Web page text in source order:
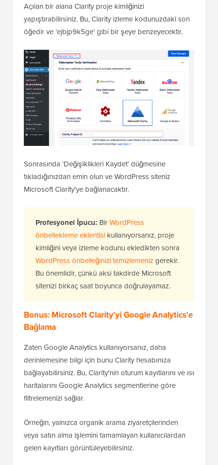
Açılan bir alana Clarity proje kimliğinizi
yapıştırabilirsiniz. Bu, Clarity izleme kodunuzdaki son
öğedir ve 'ejbjp9k5ge' gibi bir şeye benzeyecektir.
Sonrasında ‘Değişiklikleri Kaydet’ düğmesine
tıkladığınızdan emin olun ve WordPress siteniz
Microsoft Clarity'ye bağlanacaktır.
Profesyonel İpucu: BirWordPress
önbellekleme eklentisi kullanıyorsanız, proje
kimliğini veya izleme kodunu ekledikten sonra
WordPress önbelleğinizi temizlemenizgerekir.
Bu önemlidir, çünkü aksi takdirde Microsoft
sitenizi birkaç saat boyunca doğrulayamaz.
Bonus: Microsoft Clarity'yi Google Analytics'e
Bağlama
Zaten Google Analytics kullanıyorsanız, daha
derinlemesine bilgi için bunu Clarity hesabınıza
bağlayabilirsiniz. Bu, Clarity'nin oturum kayıtlarını ve ısı
haritalarını Google Analytics segmentlerine göre
filtrelemenizi sağlar.
Örneğin, yalnızca organik arama ziyaretçilerinden
veya satın alma işlemini tamamlayan kullanıcılardan
gelen kayıtları görüntüleyebilirsiniz.